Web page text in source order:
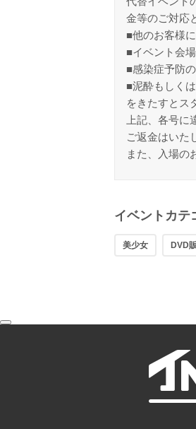
金等のご対応
■他のお客様
■イベント会
■感染症予防
■泥酔もしく
をきたすとス
上記、各号
ご返金はいた
また、入場の
イベントカテ
美少女 DVD